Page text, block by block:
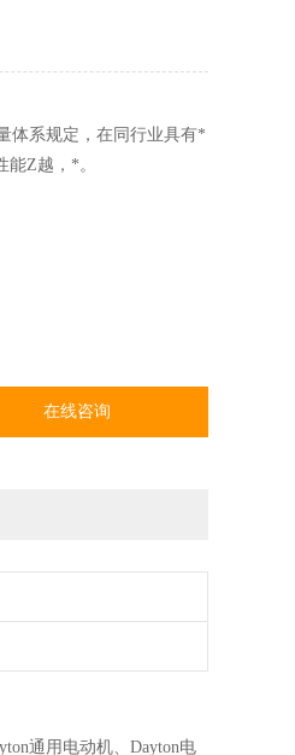
体系规定，在同行业具有*
Z越，*。
在线咨询
通用电动机、Dayton电